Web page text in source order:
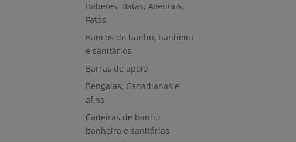
Babetes, Batas, Aventais,
Fatos
Bancos de banho, banheira
e sanitários
Barras de apoio
Bengalas, Canadianas e
afins
Cadeiras de banho,
banheira e sanitárias